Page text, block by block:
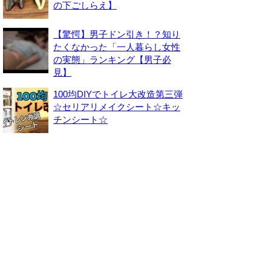
の下ごしらえ】
【驚愕】男子ドン引き！？知り
たくなかった「一人暮らし女性
の実態」ランキング【男子必
見】
100均DIYでトイレ大改造第三弾
☆セリアリメイクシート☆キッ
チンシート☆